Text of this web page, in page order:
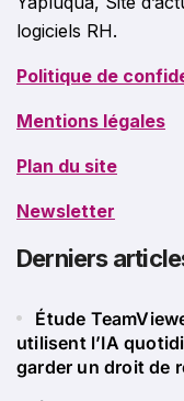
logiciels RH.
Politique de
Mentions légales
Plan du site
Newsletter
Derniers
Étude
utilisent l’IA
garder un droit de